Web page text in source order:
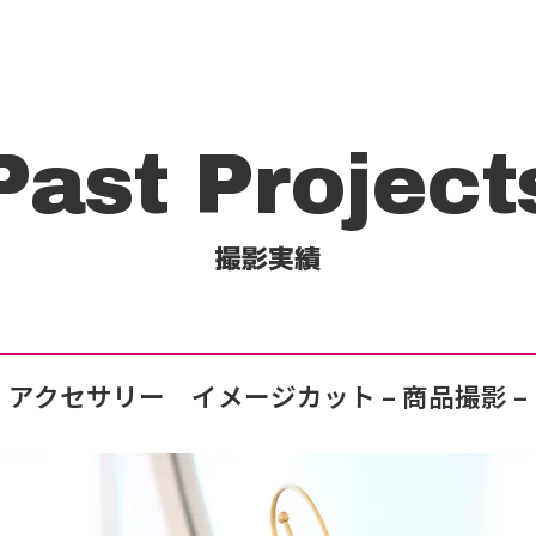
撮影実績
アクセサリー イメージカット – 商品撮影 –